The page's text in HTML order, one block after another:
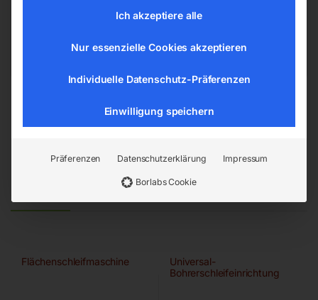
office@elmag.at
Österreich
Ähnliche Produkte
Flächenschleifmaschine
Universal-
Bohrerschleifeinrichtung
Ich akzeptiere alle
Nur essenzielle Cookies akzeptieren
Individuelle Datenschutz-Präferenzen
Einwilligung speichern
Präferenzen Datenschutzerklärung Impressum
Borlabs Cookie